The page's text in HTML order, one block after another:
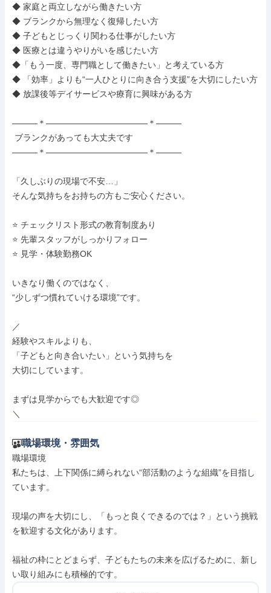
◆ 家庭と両立しながら働きたい方
◆ ブランクから無理なく復帰したい方
◆ 子どもとじっくり関わる仕事がしたい方
◆ 医療とは違うやりがいを感じたい方
◆「もう一度、専門職として働きたい」と考えている方
◆ 「効率」よりも“一人ひとりに向き合う支援”を大切にしたい方
◆ 放課後等デイサービスや療育に興味がある方
―――＊――――――――――――＊―――
―――＊――――――――――――＊―――
「久しぶりの現場で不安…」
そんな気持ちをお持ちの方もご安心ください。
⭐ チェックリスト形式の教育制度あり
⭐ 先輩スタッフがしっかりフォロー
⭐ 見学・体験勤務OK
いきなり働くのではなく、
“少しずつ慣れていける環境”です。
／
経験やスキルよりも、
「子どもと向き合いたい」という気持ちを
大切にしています。
まずは見学からでも大歓迎です◎
＼
職場環境・雰囲気
職場環境
私たちは、上下関係に縛られない“部活動のような組織”を目指し
ています。
現場の声を大切にし、「もっと良くできるのでは？」という挑戦
を歓迎する文化があります。
福祉の枠にとどまらず、子どもたちの未来を広げるために、新し
い取り組みにも積極的です。